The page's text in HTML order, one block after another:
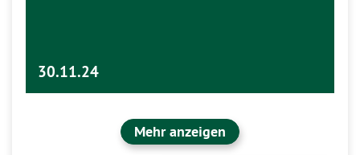
30.11.24
Mehr anzeigen